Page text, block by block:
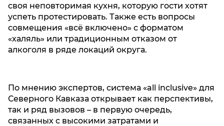
своя неповторимая кухня, которую гости хотят
успеть протестировать. Также есть вопросы
совмещения «всё включено» с форматом
«халяль» или традиционным отказом от
алкоголя в ряде локаций округа.
По мнению экспертов, система «all inclusive» для
Северного Кавказа открывает как перспективы,
так и ряд вызовов – в первую очередь,
связанных с высокими затратами и